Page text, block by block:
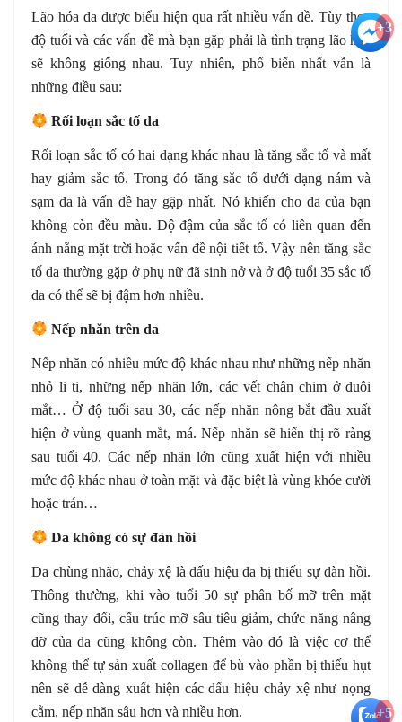
Lão hóa da được biểu hiện qua rất nhiều vấn đề. Tùy theo
độ tuổi và các vấn đề mà bạn gặp phải là tình trạng lão hóa
sẽ không giống nhau. Tuy nhiên, phổ biến nhất vẫn là
những điều sau:
Rối loạn sắc tố da
Rối loạn sắc tố có hai dạng khác nhau là tăng sắc tố và mất
hay giảm sắc tố. Trong đó tăng sắc tố dưới dạng nám và
sạm da là vấn đề hay gặp nhất. Nó khiến cho da của bạn
không còn đều màu. Độ đậm của sắc tố có liên quan đến
ánh nắng mặt trời hoặc vấn đề nội tiết tố. Vậy nên tăng sắc
tố da thường gặp ở phụ nữ đã sinh nở và ở độ tuổi 35 sắc tố
da có thể sẽ bị đậm hơn nhiều.
Nếp nhăn trên da
Nếp nhăn có nhiều mức độ khác nhau như những nếp nhăn
nhỏ li ti, những nếp nhăn lớn, các vết chân chim ở đuôi
mắt… Ở độ tuổi sau 30, các nếp nhăn nông bắt đầu xuất
hiện ở vùng quanh mắt, má. Nếp nhăn sẽ hiển thị rõ ràng
sau tuổi 40. Các nếp nhăn lớn cũng xuất hiện với nhiều
mức độ khác nhau ở toàn mặt và đặc biệt là vùng khóe cười
hoặc trán…
Da không có sự đàn hồi
Da chùng nhão, chảy xệ là dấu hiệu da bị thiếu sự đàn hồi.
Thông thường, khi vào tuổi 50 sự phân bố mỡ trên mặt
cũng thay đổi, cấu trúc mỡ sâu tiêu giảm, chức năng nâng
đỡ của da cũng không còn. Thêm vào đó là việc cơ thể
không thể tự sản xuất collagen để bù vào phần bị thiếu hụt
nên sẽ dễ dàng xuất hiện các dấu hiệu chảy xệ như nọng
cằm, nếp nhăn sâu hơn và nhiều hơn.
+3
+5